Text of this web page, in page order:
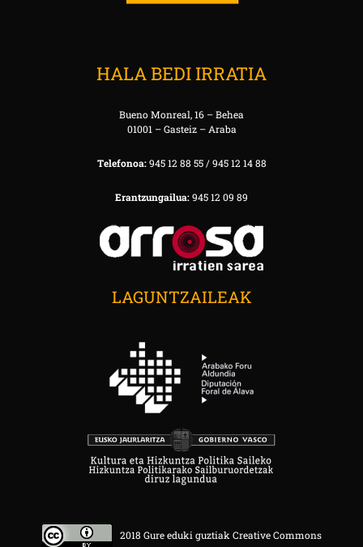
HALA BEDI IRRATIA
Bueno Monreal, 16 – Behea
01001 – Gasteiz – Araba
Telefonoa:945 12 88 55 / 945 12 14 88
Erantzungailua:945 12 09 89
LAGUNTZAILEAK
2018 Gure eduki guztiak Creative Commons